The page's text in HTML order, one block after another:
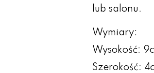
lub salonu.
Wymiary:
Wysokość:
Szerokość: